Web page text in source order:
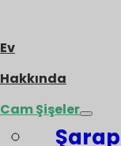
Ev
Hakkında
Cam Şişeler